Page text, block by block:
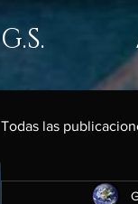
G.S.
Todas las